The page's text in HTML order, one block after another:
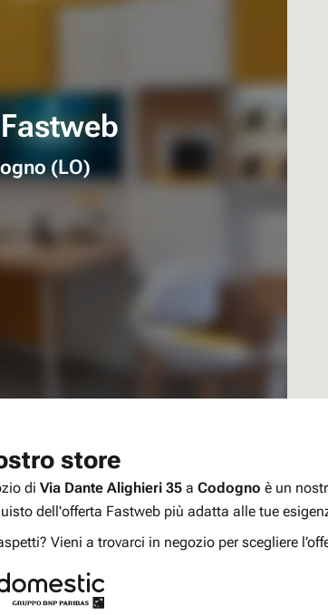
(LO)
store
diVia Dante Alighieri 35 aCodogno è un
dell'offerta Fastweb più adatta alle tue
Vieni a trovarci in negozio per scegliere